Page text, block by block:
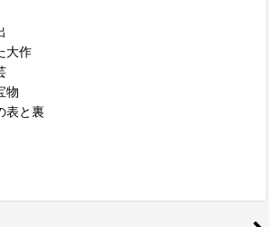
大作
物
表と裏